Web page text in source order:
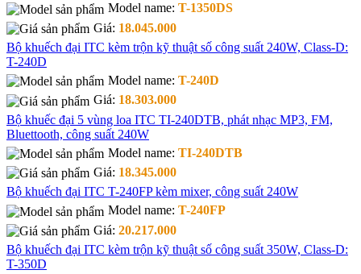
Model name: T-1350DS
Giá: 18.045.000
Bộ khuếch đại ITC kèm trộn kỹ thuật số công suất 240W, Class-D:
T-240D
Model name: T-240D
Giá: 18.303.000
Bộ khuếc đại 5 vùng loa ITC TI-240DTB, phát nhạc MP3, FM,
Bluettooth, công suất 240W
Model name: TI-240DTB
Giá: 18.345.000
Bộ khuếch đại ITC T-240FP kèm mixer, công suất 240W
Model name: T-240FP
Giá: 20.217.000
Bộ khuếch đại ITC kèm trộn kỹ thuật số công suất 350W, Class-D:
T-350D